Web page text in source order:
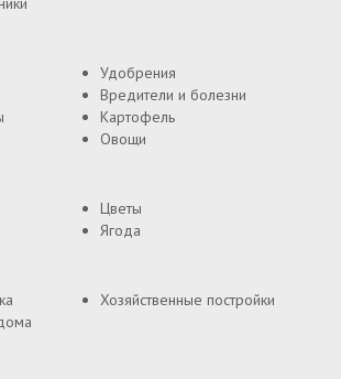
Удобрения
Вредители и болезни
Картофель
Овощи
Цветы
Ягода
Хозяйственные постройки